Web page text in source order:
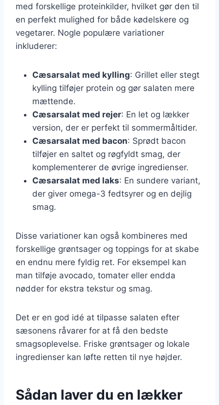
med forskellige proteinkilder, hvilket gør den til
en perfekt mulighed for både kødelskere og
vegetarer. Nogle populære variationer
inkluderer:
Cæsarsalat med kylling: Grillet eller stegt
kylling tilføjer protein og gør salaten mere
mættende.
Cæsarsalat med rejer: En let og lækker
version, der er perfekt til sommermåltider.
Cæsarsalat med bacon: Sprødt bacon
tilføjer en saltet og røgfyldt smag, der
komplementerer de øvrige ingredienser.
Cæsarsalat med laks: En sundere variant,
der giver omega-3 fedtsyrer og en dejlig
smag.
Disse variationer kan også kombineres med
forskellige grøntsager og toppings for at skabe
en endnu mere fyldig ret. For eksempel kan
man tilføje avocado, tomater eller endda
nødder for ekstra tekstur og smag.
Det er en god idé at tilpasse salaten efter
sæsonens råvarer for at få den bedste
smagsoplevelse. Friske grøntsager og lokale
ingredienser kan løfte retten til nye højder.
Sådan laver du en lækker